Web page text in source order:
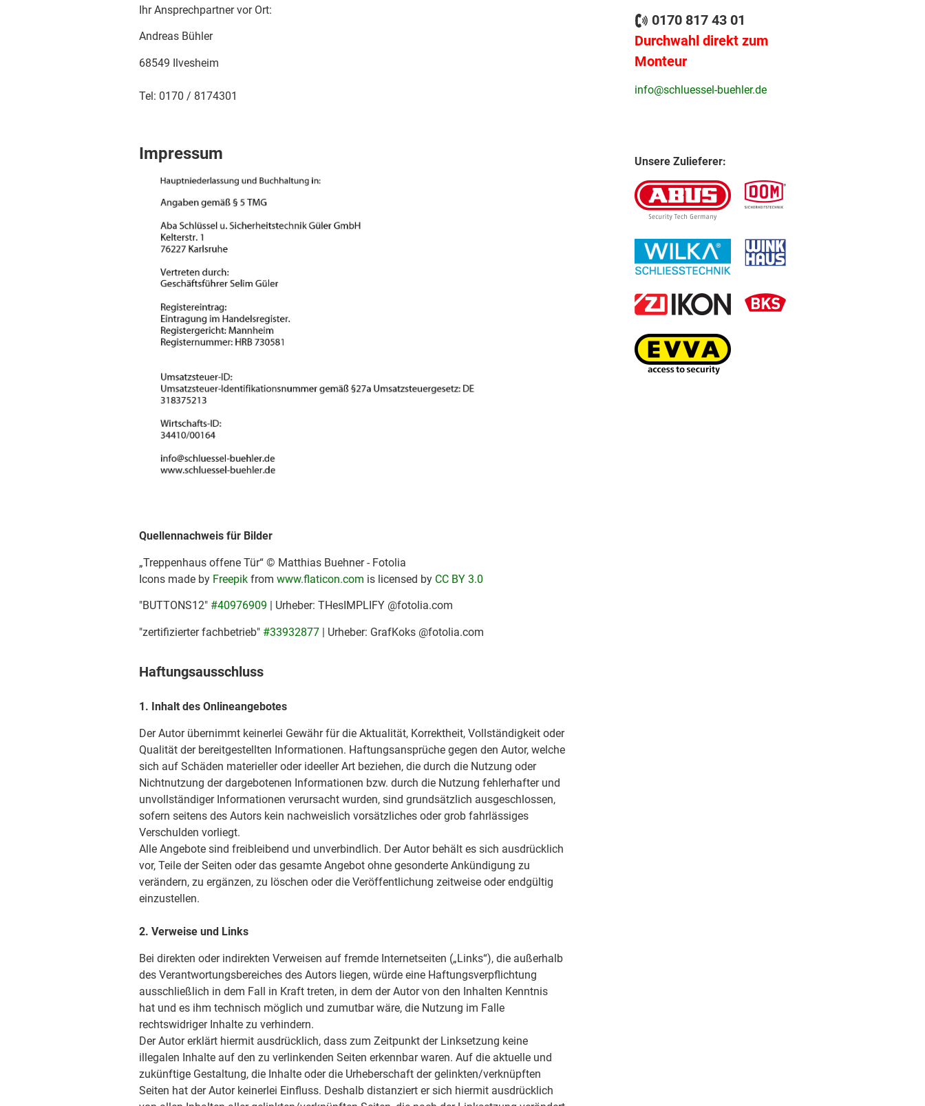
Ihr Ansprechpartner vor Ort:
Andreas Bühler
68549 Ilvesheim
Tel: 0170 / 8174301
Impressum
Quellennachweis für Bilder
„Treppenhaus offene Tür“ © Matthias Buehner - Fotolia
Icons made by Freepik from www.flaticon.com is licensed by CC BY 3.0
"BUTTONS12" #40976909 | Urheber: THesIMPLIFY @fotolia.com
"zertifizierter fachbetrieb" #33932877 | Urheber: GrafKoks @fotolia.com
Haftungsausschluss
1. Inhalt des Onlineangebotes
Der Autor übernimmt keinerlei Gewähr für die Aktualität, Korrektheit, Vollständigkeit oder
Qualität der bereitgestellten Informationen. Haftungsansprüche gegen den Autor, welche
sich auf Schäden materieller oder ideeller Art beziehen, die durch die Nutzung oder
Nichtnutzung der dargebotenen Informationen bzw. durch die Nutzung fehlerhafter und
unvollständiger Informationen verursacht wurden, sind grundsätzlich ausgeschlossen,
sofern seitens des Autors kein nachweislich vorsätzliches oder grob fahrlässiges
Verschulden vorliegt.
Alle Angebote sind freibleibend und unverbindlich. Der Autor behält es sich ausdrücklich
vor, Teile der Seiten oder das gesamte Angebot ohne gesonderte Ankündigung zu
verändern, zu ergänzen, zu löschen oder die Veröffentlichung zeitweise oder endgültig
einzustellen.
2. Verweise und Links
Bei direkten oder indirekten Verweisen auf fremde Internetseiten („Links“), die außerhalb
des Verantwortungsbereiches des Autors liegen, würde eine Haftungsverpflichtung
ausschließlich in dem Fall in Kraft treten, in dem der Autor von den Inhalten Kenntnis
hat und es ihm technisch möglich und zumutbar wäre, die Nutzung im Falle
rechtswidriger Inhalte zu verhindern.
Der Autor erklärt hiermit ausdrücklich, dass zum Zeitpunkt der Linksetzung keine
illegalen Inhalte auf den zu verlinkenden Seiten erkennbar waren. Auf die aktuelle und
zukünftige Gestaltung, die Inhalte oder die Urheberschaft der gelinkten/verknüpften
Seiten hat der Autor keinerlei Einfluss. Deshalb distanziert er sich hiermit ausdrücklich
0170 817 43 01
Durchwahl direkt zum
Monteur
info@schluessel-buehler.de
Unsere Zulieferer: